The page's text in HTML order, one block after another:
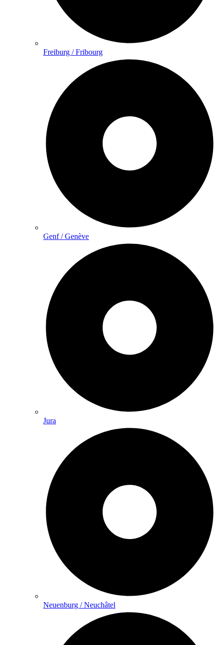
Freiburg / Fribourg
Genf / Genève
Jura
Neuenburg / Neuchâtel